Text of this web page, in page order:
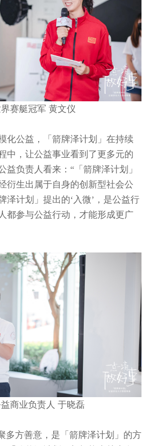
赛艇冠军 黄文仪
化公益，「箭牌泽计划」在持续
中，让公益事业看到了更多元的
益负责人看来： “「箭牌泽计划」
衍生出属于自身的创新型社会公
泽计划」提出的‘入微’，是公益行
都参与公益行动，才能形成更广
商业负责人 于晓磊
多方善意，是「箭牌泽计划」的方